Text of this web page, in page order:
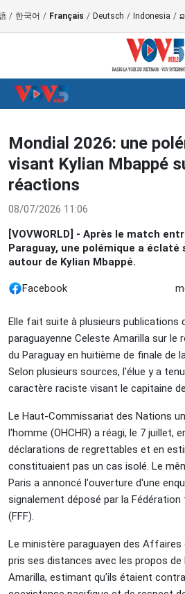
/ 한국어 / Français / Deutsch / Indonesia /
Mondial 2026: une
visant Kylian Mbappé
réactions
08/07/2026 11:06
[VOVWORLD] - Après le match
Paraguay, une polémique a éclaté
autour de Kylian Mbappé.
Facebook
Elle fait suite à plusieurs publications
paraguayenne Celeste Amarilla sur le
du Paraguay en huitième de finale de
Selon plusieurs sources, l'élue y a
caractère raciste visant le capitaine
Le Haut-Commissariat des Nations
l'homme (OHCHR) a réagi, le 7 juillet,
déclarations de regrettables et en
constituaient pas un cas isolé. Le
Paris a annoncé l'ouverture d'une
signalement déposé par la
(FFF).
Le ministère paraguayen des
pris ses distances avec les propos
Amarilla, estimant qu'ils étaient